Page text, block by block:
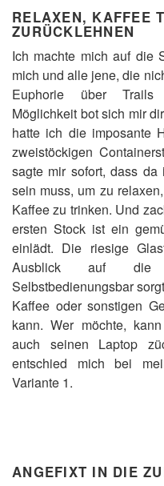
RELAXEN, KAFFEE
ZURÜCKLEHNEN
Ich machte mich auf die
mich und alle jene, die
Euphorie über Trails
Möglichkeit bot sich mir
hatte ich die imposante
zweistöckigen
sagte mir sofort, dass
sein muss, um zu
Kaffee zu trinken. Und
ersten Stock ist ein
einlädt. Die riesige
Ausblick auf die
Selbstbedienungsbar
Kaffee oder sonstigen
kann. Wer möchte,
auch seinen Laptop
entschied mich bei
Variante 1.
ANGEFIXT IN DIE